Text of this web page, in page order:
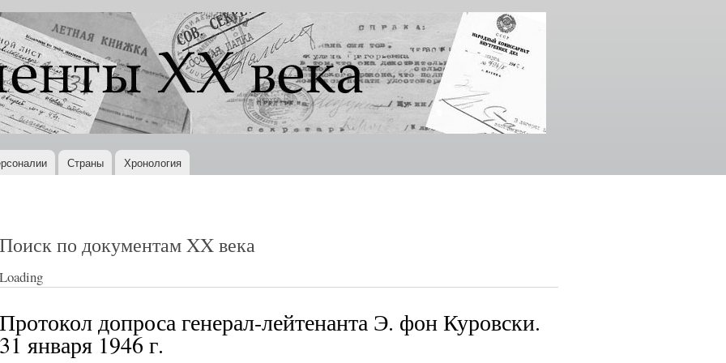
Перейти к
основному
содержанию
Страны Хронология
Поиск по документам XX века
Loading
Протокол допроса генерал-лейтенанта Э. фон Куровски.
31 января 1946 г.